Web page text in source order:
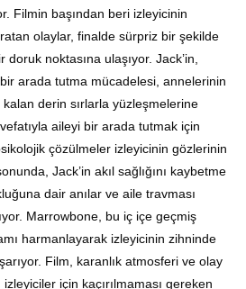
Filmin başından beri izleyicinin
olaylar, finalde sürpriz bir şekilde
noktasına ulaşıyor. Jack’in,
arada tutma mücadelesi, annelerinin
derin sırlarla yüzleşmelerine
aileyi bir arada tutmak için
çözülmeler izleyicinin gözlerinin
Jack’in akıl sağlığını kaybetme
dair anılar ve aile travması
Marrowbone, bu iç içe geçmiş
harmanlayarak izleyicinin zihninde
Film, karanlık atmosferi ve olay
için kaçırılmaması gereken